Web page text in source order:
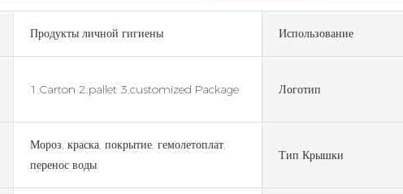
Продукты личной гигиены Использование
1.Carton 2.pallet 3.customized Package Логотип
Мороз, краска, покрытие, гемолетоплат,
перенос воды
Тип Крышки